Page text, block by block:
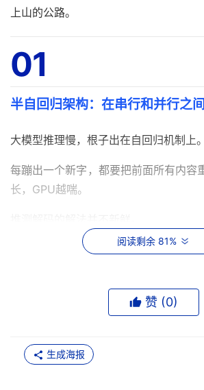
上山的公路。
01
半自回归架构：在串行和并行之
大模型推理慢，根子出在自回归机制上。
每蹦出一个新字，都要把前面所有内容
长，GPU越喘。
让小模型先写草稿，大模型再批量批改。
自回归草稿像手写，一笔一画猜得准，
的句子，越往后错得越离谱，接受率断
阅读剩余 81%
赞 (0)
生成海报